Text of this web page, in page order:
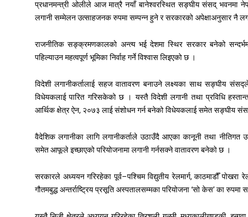
प्रधानमन्त्री ओलीले आज मात्रै नयाँ बानेश्वरस्थित सङ्घीय संसद् भवनमा
लगानी सम्मेलन उत्साहजनक रुपमा सम्पन्न हुने र सरकारको अपेक्षाअनुसार नै
राजनीतिक सङ्क्रमणकालको अन्त्य भई देशमा स्थिर सरकार बनेको
पहिल्याउन महत्वपूर्ण भूमिका निर्वाह गर्ने विश्वास लिइएको छ ।
विदेशी लगानीकर्तालाई सहज वातावरण बनाउने लक्ष्यका साथ सङ्घीय
विधेयकलाई पारित गरिसकेको छ । यस्तै विदेशी लगानी तथा प्रविधि
आर्थिक क्षेत्र ऐन, २०७३ लाई संशोधन गर्न बनेको विधेयकलाई समेत सङ्घीय
वैदेशिक लगानीका लागि लगानीकर्ताले उठाउँदै आएका कानूनी तथा
समेत आफूले इच्छाएको परियोजनामा लगानी गर्नसक्ने वातावरण बनेको छ ।
सरकारले अध्ययन गरिरहेका पूर्व–पश्चिम विद्युतीय रेलमार्ग, काठमाडौँ पोखरा
गौतमबुद्ध अन्तर्राष्ट्रिय प्रसूति अस्पतालसम्मका परियोजना ‘सो केस’ का